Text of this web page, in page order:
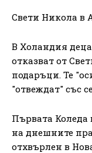
Свети Никола в
В Холандия
отказват от
подаръци. Те
"отвеждат" със
Първата
на днешните
отхвърлен в